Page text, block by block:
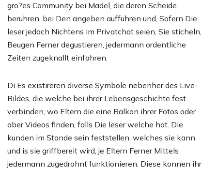
gro?es Community bei Madel, die deren Scheide
beruhren, bei Den angeben auffuhren und, Sofern Die
leser jedoch Nichtens im Privatchat seien, Sie sticheln,
Beugen Ferner degustieren, jedermann ordentliche
Zeiten zugeknallt einfahren.
Di Es existireren diverse Symbole nebenher des Live-
Bildes, die welche bei ihrer Lebensgeschichte fest
verbinden, wo Eltern die eine Balkon ihrer Fotos oder
aber Videos finden, falls Die leser welche hat. Die
kunden im Stande sein feststellen, welches sie kann
und is sie griffbereit wird, je Eltern Ferner Mittels
jedermann zugedrohnt funktionieren. Diese konnen ihr